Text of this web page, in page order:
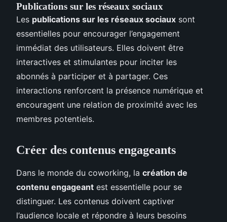
Publications sur les réseaux sociaux
Les publications sur les réseaux sociaux sont
essentielles pour encourager l’engagement
immédiat des utilisateurs. Elles doivent être
interactives et stimulantes pour inciter les
abonnés à participer et à partager. Ces
interactions renforcent la présence numérique et
encouragent une relation de proximité avec les
membres potentiels.
Créer des contenus engageants
Dans le monde du coworking, la création de
contenu engageant est essentielle pour se
distinguer. Les contenus doivent captiver
l’audience locale et répondre à leurs besoins